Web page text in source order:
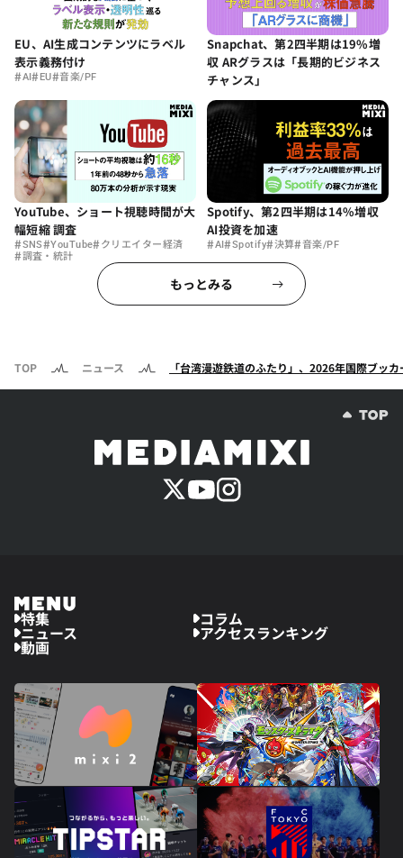
EU、AI生成コンテンツにラベル
表示義務付け
#AI# EU#音楽/PF
Snapchat、第2四半期は19%増
収 ARグラスは「長期的ビジネス
チャンス」
YouTube、ショート視聴時間が大
幅短縮 調査
#SNS#YouTube#クリエイター経済
#調査・統計
Spotify、第2四半期は14%増収
AI投資を加速
#AI#Spotify#決算#音楽/PF
もっとみる
TOP ニュース 「台湾漫遊鉄道のふたり」、2026年国際ブッ
特集 コラム
ニュース アクセスランキング
動画